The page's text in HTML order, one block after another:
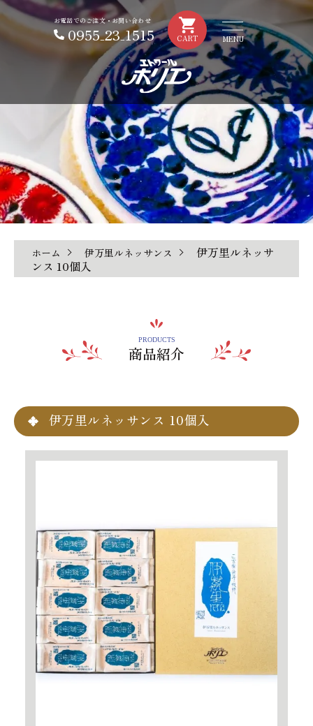
お電話でのご注文・お問い合わせ
0955₋23₋1515 CART
ホーム 伊万里ルネッサンス
伊万里ルネッサ
ンス 10個入
PRODUCTS
商品紹介
伊万里ルネッサンス 10個入